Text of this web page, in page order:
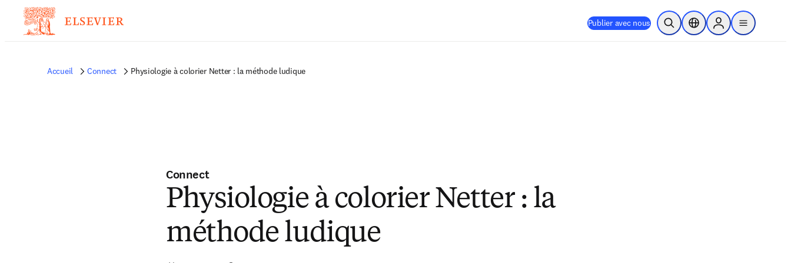
Publier avec nous Ouvrir la recherche
Sélecteur de localisation
Sign in to products
menu
Accueil Connect Physiologie à colorier Netter : la méthode ludique
Connect
Physiologie à colorier Netter : la
méthode ludique